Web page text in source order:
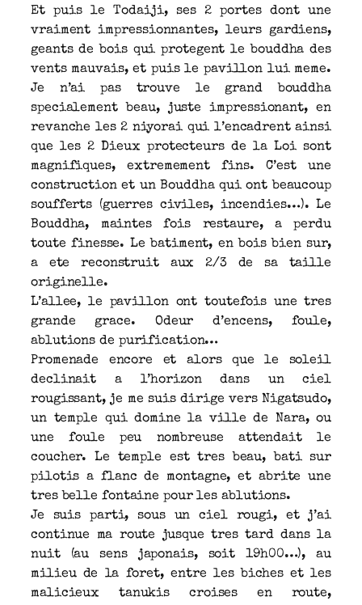
Et puis le Todaiji, ses 2 portes dont une
vraiment impressionnantes, leurs gardiens,
geants de bois qui protegent le bouddha des
vents mauvais, et puis le pavillon lui meme.
Je n’ai pas trouve le grand bouddha
specialement beau, juste impressionant, en
revanche les 2 niyorai qui l’encadrent ainsi
que les 2 Dieux protecteurs de la Loi sont
magnifiques, extremement fins. C’est une
construction et un Bouddha qui ont beaucoup
soufferts (guerres civiles, incendies…). Le
Bouddha, maintes fois restaure, a perdu
toute finesse. Le batiment, en bois bien sur,
a ete reconstruit aux 2/3 de sa taille
originelle.
L’allee, le pavillon ont toutefois une tres
grande grace. Odeur d’encens, foule,
ablutions de purification…
Promenade encore et alors que le soleil
declinait a l’horizon dans un ciel
rougissant, je me suis dirige vers Nigatsudo,
un temple qui domine la ville de Nara, ou
une foule peu nombreuse attendait le
coucher. Le temple est tres beau, bati sur
pilotis a flanc de montagne, et abrite une
tres belle fontaine pour les ablutions.
Je suis parti, sous un ciel rougi, et j’ai
continue ma route jusque tres tard dans la
nuit (au sens japonais, soit 19h00…), au
milieu de la foret, entre les biches et les
malicieux tanukis croises en route,